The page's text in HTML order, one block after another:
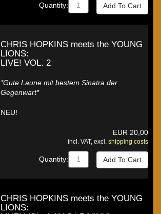
Quantity:
CHRIS HOPKINS meets the YOUNG
LIONS:
LIVE! VOL. 2
*Gute Laune mit bestem Sinatra der
Gegenwart*
NEU!
EUR 20,00
incl. VAT, excl. shipping costs
Quantity:
CHRIS HOPKINS meets the YOUNG
LIONS: